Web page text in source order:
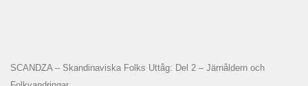
SCANDZA – Skandinaviska Folks Uttåg: Del 2 – Järnåldern och